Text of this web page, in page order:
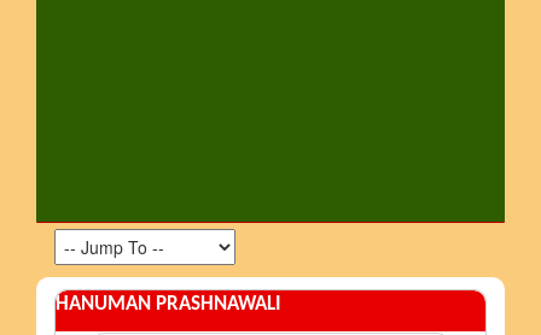
HANUMAN PRASHNAWALI